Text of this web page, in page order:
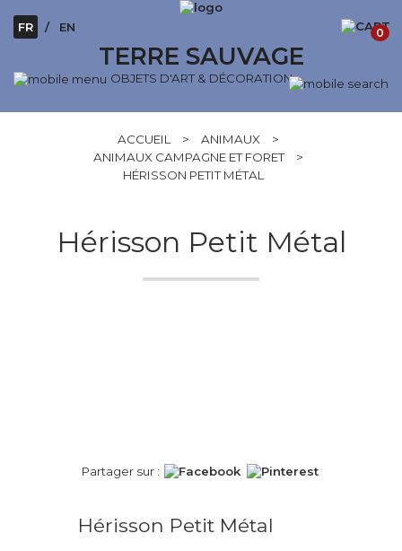
TERRE SAUVAGE
OBJETS D'ART & DÉCORATION
FR EN 0
ACCUEIL > ANIMAUX
>
ANIMAUX CAMPAGNE ET FORET
>
HÉRISSON PETIT MÉTAL
Hérisson Petit Métal
Partager sur :
Hérisson Petit Métal